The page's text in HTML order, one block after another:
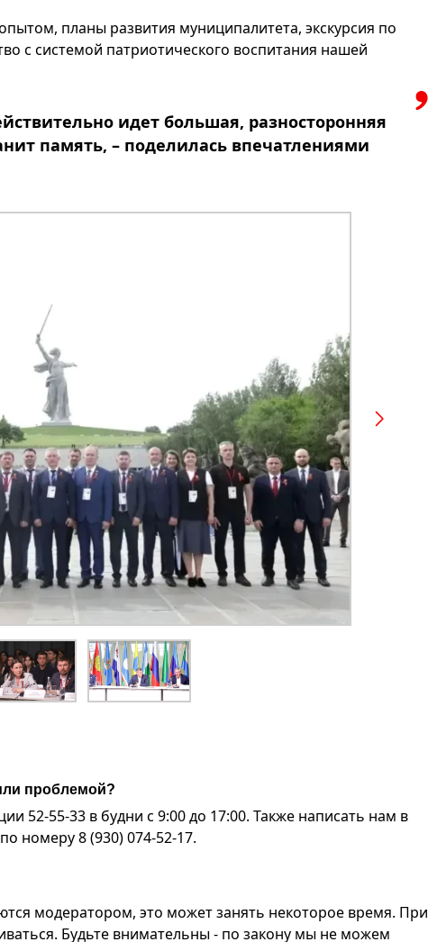
планы развития муниципалитета, экскурсия по
с системой патриотического воспитания нашей
идет большая, разносторонняя
память, – поделилась впечатлениями
проблемой?
52-55-33 в будни с 9:00 до 17:00. Также написать нам в
номеру 8 (930) 074-52-17.
модератором, это может занять некоторое время. При
Будьте внимательны - по закону мы не можем